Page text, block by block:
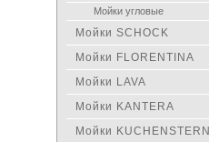
Мойки угловые
Мойки SCHOCK
Мойки FLORENTINA
Мойки LAVA
Мойки KANTERA
Мойки KUCHENSTERN